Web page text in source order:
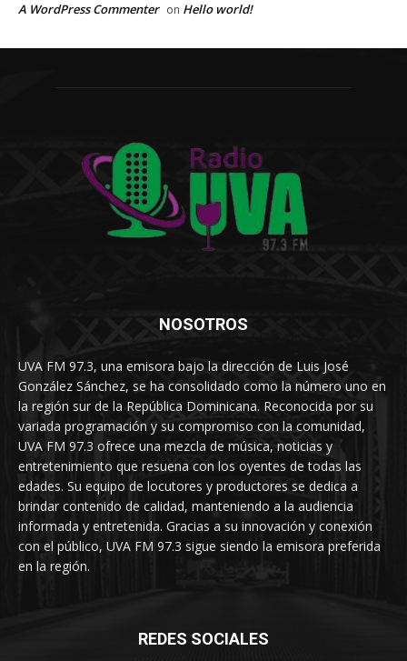
A WordPress Commenter on Hello world!
NOSOTROS
UVA FM 97.3, una emisora bajo la dirección de Luis José
González Sánchez, se ha consolidado como la número uno en
la región sur de la República Dominicana. Reconocida por su
variada programación y su compromiso con la comunidad,
UVA FM 97.3 ofrece una mezcla de música, noticias y
entretenimiento que resuena con los oyentes de todas las
edades. Su equipo de locutores y productores se dedica a
brindar contenido de calidad, manteniendo a la audiencia
informada y entretenida. Gracias a su innovación y conexión
con el público, UVA FM 97.3 sigue siendo la emisora preferida
en la región.
REDES SOCIALES